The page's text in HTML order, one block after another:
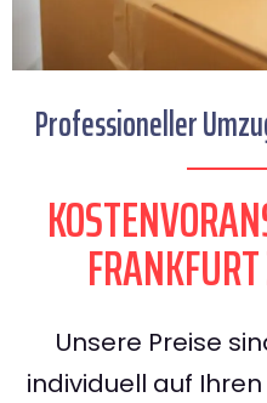
Professioneller
Unsere Preise
individuell auf